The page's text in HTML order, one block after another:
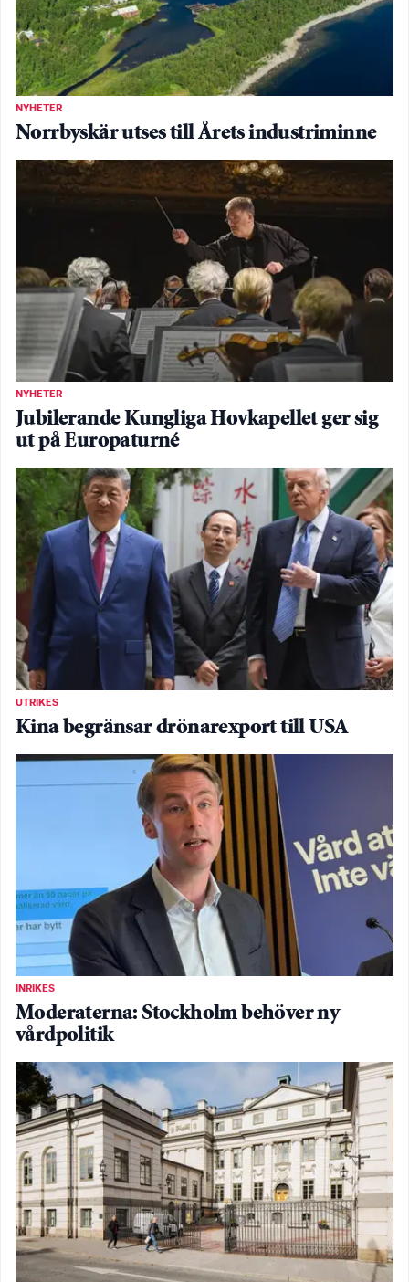
NYHETER
Norrbyskär utses till Årets industriminne
NYHETER
Jubilerande Kungliga Hovkapellet ger sig
ut på Europaturné
UTRIKES
Kina begränsar drönarexport till USA
INRIKES
Moderaterna: Stockholm behöver ny
vårdpolitik